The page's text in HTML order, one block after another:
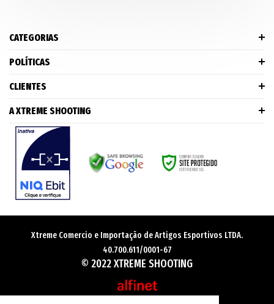
CATEGORIAS
POLÍTICAS
CLIENTES
A XTREME SHOOTING
Xtreme Comercio e Importação de Artigos Esportivos LTDA.
40.700.611/0001-67
© 2022 XTREME SHOOTING